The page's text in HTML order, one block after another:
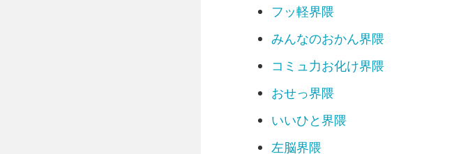
安全第一界隈
マニュアル絶対界隈
行動ファースト界隈
火遊び界隈
全力女子界隈
頼れる姉御界隈
フッ軽界隈
みんなのおかん界隈
コミュ力お化け界隈
おせっ界隈
いいひと界隈
左脳界隈